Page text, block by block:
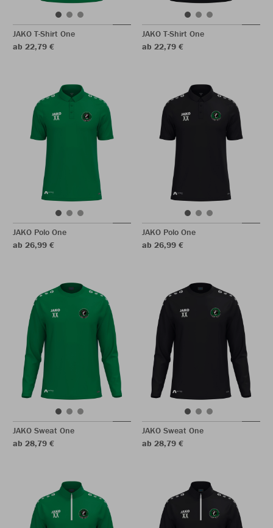
JAKO T-Shirt One
ab 22,79 €
JAKO T-Shirt One
ab 22,79 €
JAKO Polo One
ab 26,99 €
JAKO Polo One
ab 26,99 €
JAKO Sweat One
ab 28,79 €
JAKO Sweat One
ab 28,79 €